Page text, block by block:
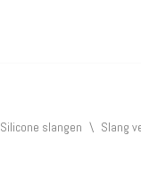
Silicone slangen \ Slang